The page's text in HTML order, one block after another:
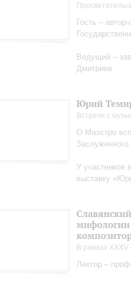
Гость –
Ведущий –
Дмитриев
Юрий
Встречи с
О Маэстро
У участников
выставку
мифологии
В рамках
Лектор –